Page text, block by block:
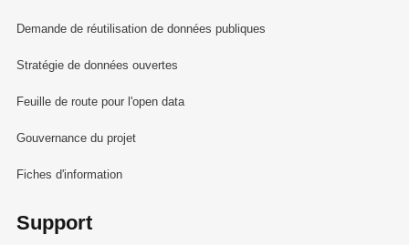
Demande de réutilisation de données publiques
Stratégie de données ouvertes
Feuille de route pour l'open data
Gouvernance du projet
Fiches d'information
Support